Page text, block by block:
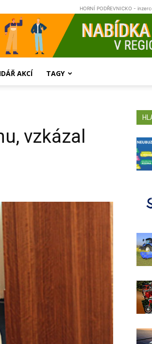
HORNÍ PODŘEVNICKO -
AKCÍ TAGY
vzkázal